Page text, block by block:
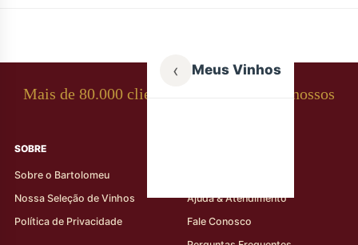
‹ Meus Vinhos
Mais de 80.000 clientes apaixonados por nossos
SOBRE
Sobre o Bartolomeu
Nossa Seleção de Vinhos
Política de Privacidade
Ajuda & Atendimento
Fale Conosco